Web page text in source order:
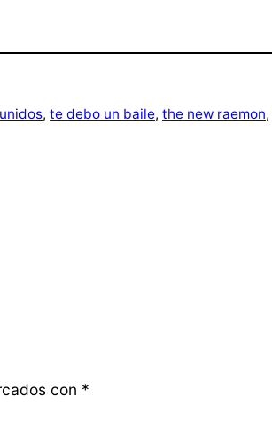
, te debo un baile, the new raemon,
con *